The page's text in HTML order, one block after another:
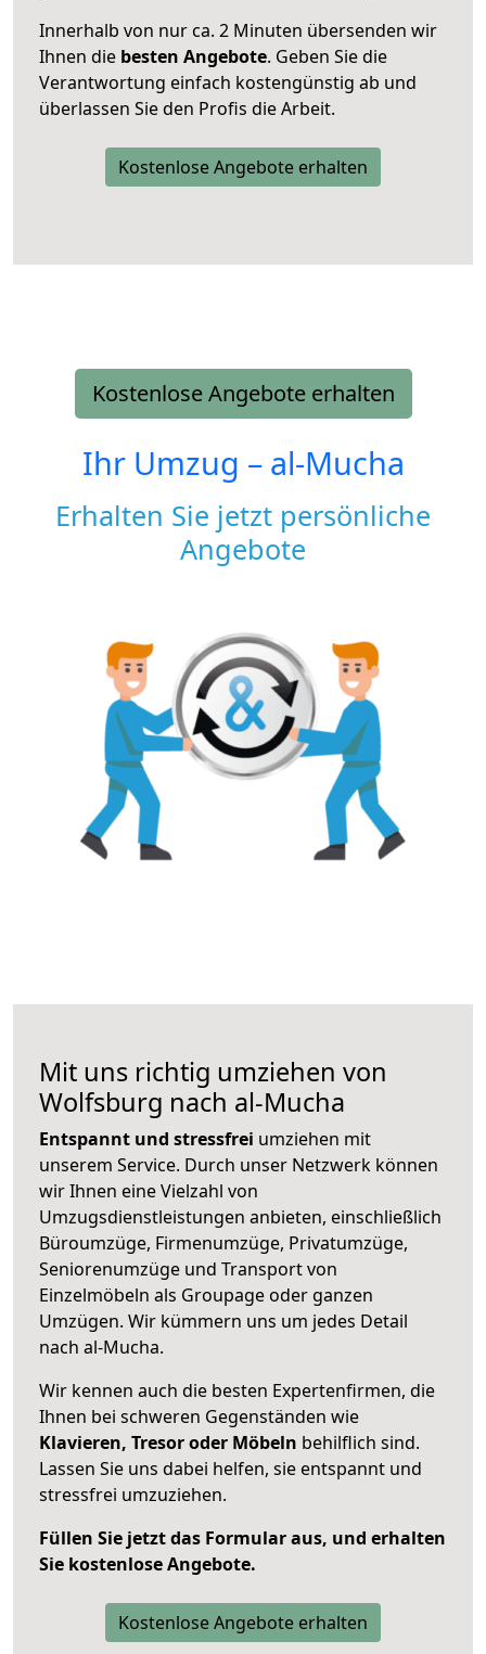
Innerhalb von nur ca. 2 Minuten übersenden wir
Ihnen die besten Angebote. Geben Sie die
Verantwortung einfach kostengünstig ab und
überlassen Sie den Profis die Arbeit.
Kostenlose Angebote erhalten
Kostenlose Angebote erhalten
Ihr Umzug – al-Mucha
Erhalten Sie jetzt persönliche
Angebote
Mit uns richtig umziehen von
Wolfsburg nach al-Mucha
Entspannt und stressfrei umziehen mit
unserem Service. Durch unser Netzwerk können
wir Ihnen eine Vielzahl von
Umzugsdienstleistungen anbieten, einschließlich
Büroumzüge, Firmenumzüge, Privatumzüge,
Seniorenumzüge und Transport von
Einzelmöbeln als Groupage oder ganzen
Umzügen. Wir kümmern uns um jedes Detail
nach al-Mucha.
Wir kennen auch die besten Expertenfirmen, die
Ihnen bei schweren Gegenständen wie
Klavieren, Tresor oder Möbeln behilflich sind.
Lassen Sie uns dabei helfen, sie entspannt und
stressfrei umzuziehen.
Füllen Sie jetzt das Formular aus, und erhalten
Sie kostenlose Angebote.
Kostenlose Angebote erhalten